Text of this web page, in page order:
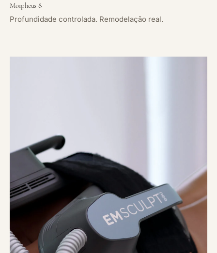
Morpheus 8
Profundidade controlada. Remodelação real.